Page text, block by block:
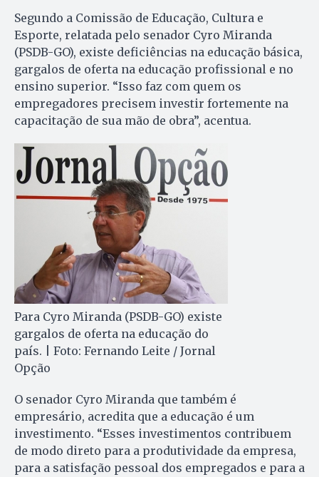
Segundo a Comissão de Educação, Cultura e
Esporte, relatada pelo senador Cyro Miranda
(PSDB-GO), existe deficiências na educação básica,
gargalos de oferta na educação profissional e no
ensino superior. “Isso faz com quem os
empregadores precisem investir fortemente na
capacitação de sua mão de obra”, acentua.
Para Cyro Miranda (PSDB-GO) existe
gargalos de oferta na educação do
país. | Foto: Fernando Leite / Jornal
Opção
O senador Cyro Miranda que também é
empresário, acredita que a educação é um
investimento. “Esses investimentos contribuem
de modo direto para a produtividade da empresa,
para a satisfação pessoal dos empregados e para a